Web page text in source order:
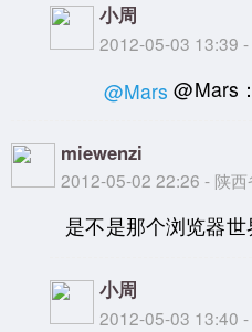
小周
2012-05-03 13:39 -
@Mars @Mars
miewenzi
2012-05-02 22:26 - 陕西
是不是那个浏览器世
小周
2012-05-03 13:40 -